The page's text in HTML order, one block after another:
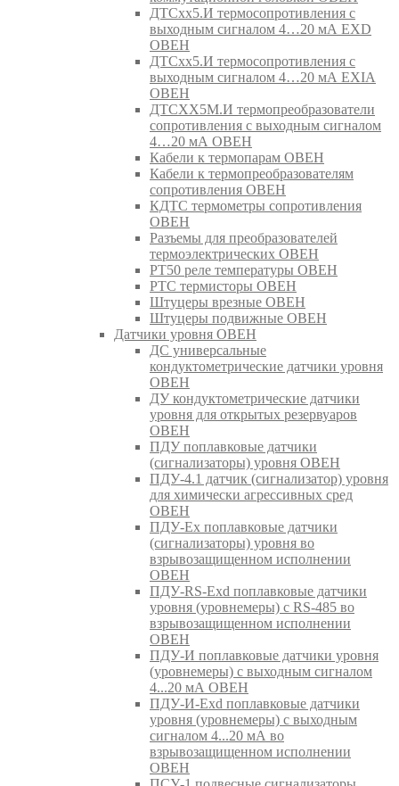
ДТСхх5.И термосопротивления с
выходным сигналом 4…20 мА EXD
ОВЕН
ДТСхх5.И термосопротивления с
выходным сигналом 4…20 мА EXIA
ОВЕН
ДТСХХ5М.И термопреобразователи
сопротивления с выходным сигналом
4…20 мА ОВЕН
Кабели к термопарам ОВЕН
Кабели к термопреобразователям
сопротивления ОВЕН
КДТС термометры сопротивления
ОВЕН
Разъемы для преобразователей
термоэлектрических ОВЕН
РТ50 реле температуры ОВЕН
РТС термисторы ОВЕН
Штуцеры врезные ОВЕН
Штуцеры подвижные ОВЕН
Датчики уровня ОВЕН
ДС универсальные
кондуктометрические датчики уровня
ОВЕН
ДУ кондуктометрические датчики
уровня для открытых резервуаров
ОВЕН
ПДУ поплавковые датчики
(сигнализаторы) уровня ОВЕН
ПДУ-4.1 датчик (сигнализатор) уровня
для химически агрессивных сред
ОВЕН
ПДУ-Ex поплавковые датчики
(сигнализаторы) уровня во
взрывозащищенном исполнении
ОВЕН
ПДУ-RS-Exd поплавковые датчики
уровня (уровнемеры) с RS-485 во
взрывозащищенном исполнении
ОВЕН
ПДУ-И поплавковые датчики уровня
(уровнемеры) с выходным сигналом
4...20 мА ОВЕН
ПДУ-И-Exd поплавковые датчики
уровня (уровнемеры) с выходным
сигналом 4...20 мА во
взрывозащищенном исполнении
ОВЕН